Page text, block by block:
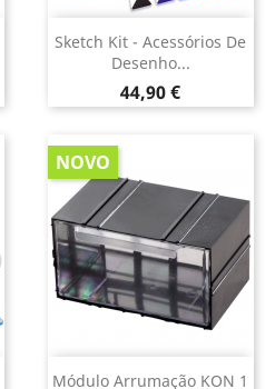
Sketch Kit - Acessórios De
Desenho...
Preço
44,90 €
Módulo Arrumação KON 1
NOVO